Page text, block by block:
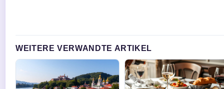
WEITERE VERWANDTE ARTIKEL